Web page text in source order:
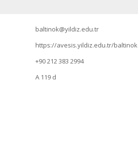
baltinok@yildiz.edu.tr
https://avesis.yildiz.edu.tr/baltinok
+90 212 383 2994
A 119 d